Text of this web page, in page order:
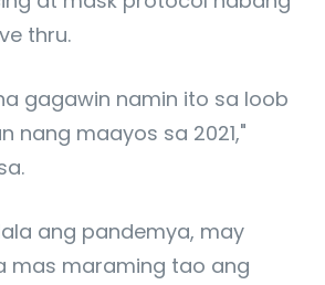
thru.
gagawin namin ito sa loob
nang maayos sa 2021,"
ang pandemya, may
mas maraming tao ang